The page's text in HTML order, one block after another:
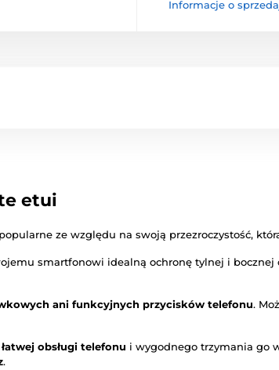
Informacje o
etui
ze względu na swoją przezroczystość,
smartfonowi idealną ochronę tylnej i bocznej
ani funkcyjnych przycisków telefonu.
łatwej obsługi telefonu i wygodnego trzymania go
.